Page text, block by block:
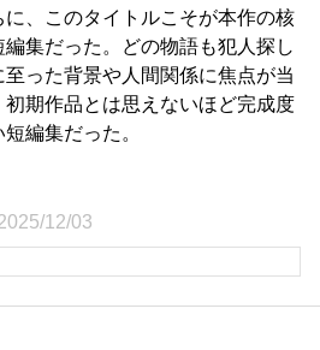
、このタイトルこそが本作の核
集だった。どの物語も犯人探し
至った背景や人間関係に焦点が当
期作品とは思えないほど完成度
編集だった。
12/03